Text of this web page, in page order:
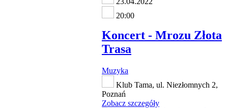
20:00
Koncert - Mrozu Złota
Trasa
Muzyka
Klub Tama, ul. Niezłomnych 2,
Poznań
Zobacz szczegóły